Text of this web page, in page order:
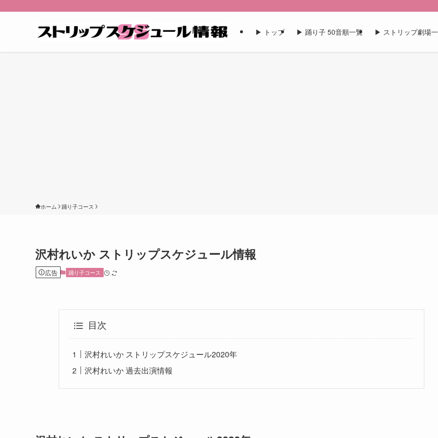
▶︎ トップ ▶︎ 踊り子 50音順一覧 ▶︎ ストリップ劇場
ホーム 踊り子コース
沢村れいか ストリップスケジュール情報
広告 踊り子コース
目次
沢村れいか ストリップスケジュール2020年
沢村れいか 過去出演情報